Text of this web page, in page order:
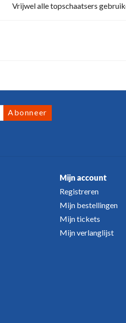
Vrijwel alle topschaatsers
Abonneer
Mijn account
Registreren
Mijn bestellingen
Mijn tickets
Mijn verlanglijst